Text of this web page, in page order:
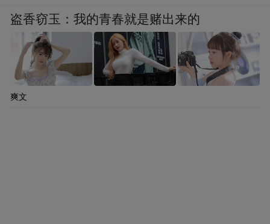
盗香窃玉：我的青春就是赌出来的
爽文